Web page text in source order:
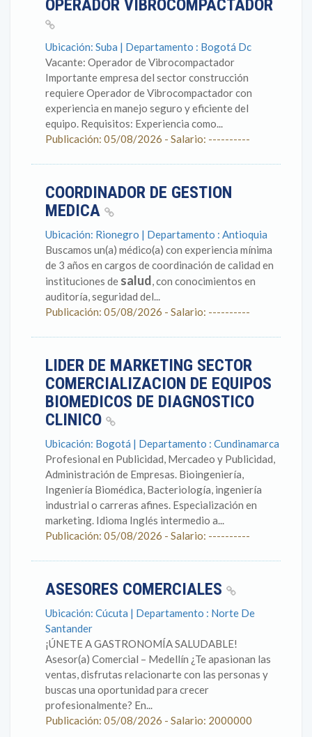
OPERADOR VIBROCOMPACTADOR
Ubicación: Suba | Departamento : Bogotá Dc
Vacante: Operador de Vibrocompactador
Importante empresa del sector construcción
requiere Operador de Vibrocompactador con
experiencia en manejo seguro y eficiente del
equipo. Requisitos: Experiencia como...
Publicación: 05/08/2026 - Salario: ----------
COORDINADOR DE GESTION
MEDICA
Ubicación: Rionegro | Departamento : Antioquia
Buscamos un(a) médico(a) con experiencia mínima
de 3 años en cargos de coordinación de calidad en
instituciones de salud, con conocimientos en
auditoría, seguridad del...
Publicación: 05/08/2026 - Salario: ----------
LIDER DE MARKETING SECTOR
COMERCIALIZACION DE EQUIPOS
BIOMEDICOS DE DIAGNOSTICO
CLINICO
Ubicación: Bogotá | Departamento : Cundinamarca
Profesional en Publicidad, Mercadeo y Publicidad,
Administración de Empresas. Bioingeniería,
Ingeniería Biomédica, Bacteriología, ingeniería
industrial o carreras afines. Especialización en
marketing. Idioma Inglés intermedio a...
Publicación: 05/08/2026 - Salario: ----------
ASESORES COMERCIALES
Ubicación: Cúcuta | Departamento : Norte De
Santander
¡ÚNETE A GASTRONOMÍA SALUDABLE!
Asesor(a) Comercial – Medellín ¿Te apasionan las
ventas, disfrutas relacionarte con las personas y
buscas una oportunidad para crecer
profesionalmente? En...
Publicación: 05/08/2026 - Salario: 2000000